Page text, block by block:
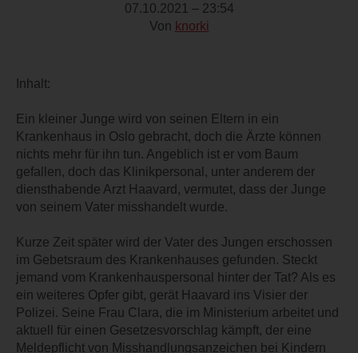
07.10.2021 – 23:54
Von knorki
Inhalt:
Ein kleiner Junge wird von seinen Eltern in ein
Krankenhaus in Oslo gebracht, doch die Ärzte können
nichts mehr für ihn tun. Angeblich ist er vom Baum
gefallen, doch das Klinikpersonal, unter anderem der
diensthabende Arzt Haavard, vermutet, dass der Junge
von seinem Vater misshandelt wurde.
Kurze Zeit später wird der Vater des Jungen erschossen
im Gebetsraum des Krankenhauses gefunden. Steckt
jemand vom Krankenhauspersonal hinter der Tat? Als es
ein weiteres Opfer gibt, gerät Haavard ins Visier der
Polizei. Seine Frau Clara, die im Ministerium arbeitet und
aktuell für einen Gesetzesvorschlag kämpft, der eine
Meldepflicht von Misshandlungsanzeichen bei Kindern